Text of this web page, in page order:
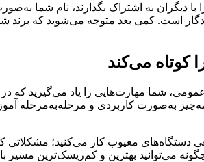
دیگران به اشتراک بگذارند، نام شما
است. کمی بعد متوجه می‌شوید که برند شما
کوتاه می‌کند
شما مهارت‌هایی را یاد می‌گیرید که
به‌صورت کاربردی و مرحله‌به‌مرحله
دستگاه‌های معیوب کار می‌کنید؛
می‌توانید بهترین و کم‌ریسک‌ترین مسیر